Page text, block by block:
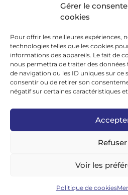
Gérer le
cookies
Pour offrir les meilleures expériences,
technologies telles que les cookies
informations des appareils. Le fait de
nous permettra de traiter des
de navigation ou les ID uniques sur ce
consentir ou de retirer son
négatif sur certaines caractéristiques
Refuser
Voir les
Politique de cookies
Thule Nakamura
Réseaux sociaux
google news
facebook
twitter